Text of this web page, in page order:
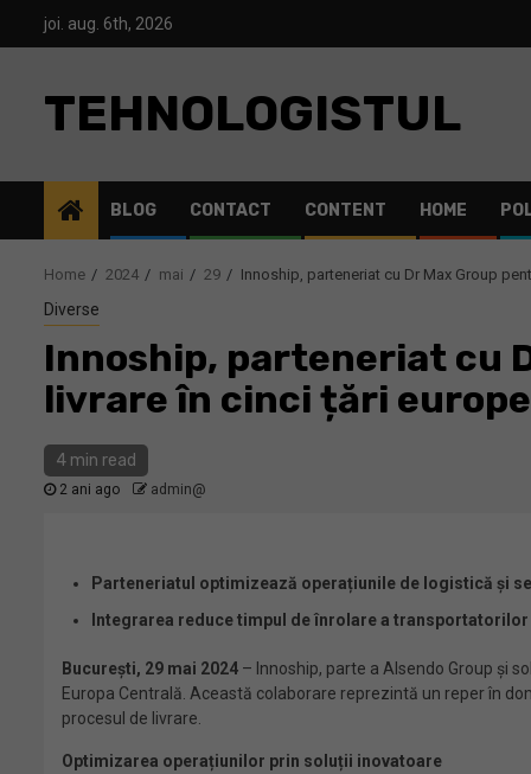
joi. aug. 6th, 2026
TEHNOLOGISTUL
BLOG CONTACT CONTENT HOME
Home 2024 mai 29 Innoship, parteneriat cu Dr Max Group
Diverse
Innoship, parteneriat cu
livrare în cinci țări
4 min read
2 ani ago admin@
Parteneriatul optimizează operațiunile de logistică și
Integrarea reduce timpul de înrolare a
București, 29 mai 2024 – Innoship, parte a Alsendo Group și
Europa Centrală. Această colaborare reprezintă un reper în
procesul de livrare.
Optimizarea operațiunilor prin soluții inovatoare